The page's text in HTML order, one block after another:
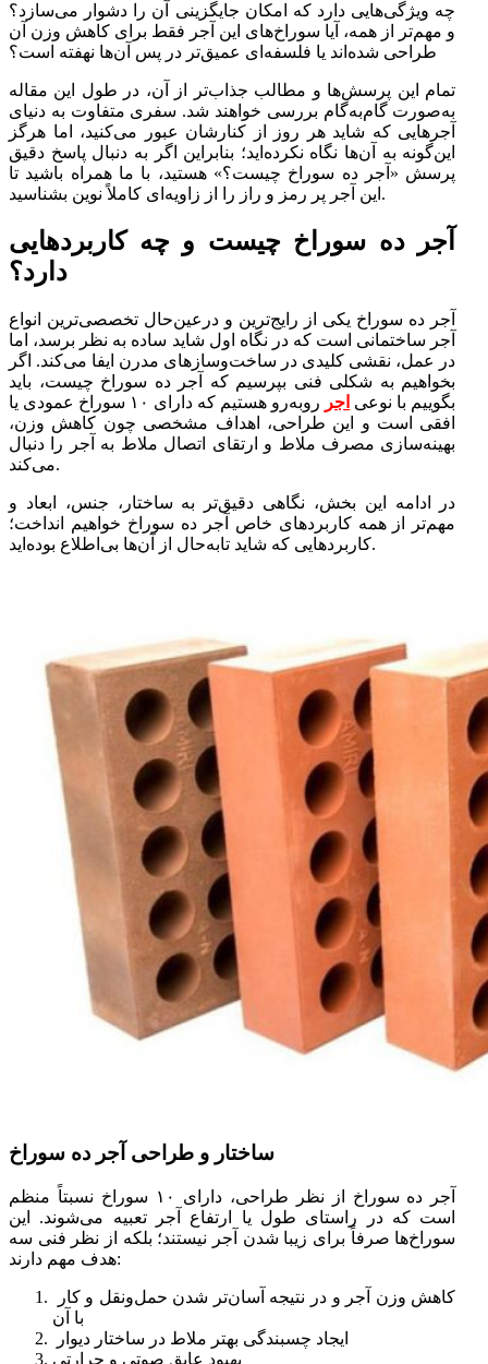
چه ویژگی‌هایی دارد که امکان جایگزینی آن را دشوار می‌سازد؟
و مهم‌تر از همه، آیا سوراخ‌های این آجر فقط برای کاهش وزن آن
طراحی شده‌اند یا فلسفه‌ای عمیق‌تر در پس آن‌ها نهفته است؟
تمام این پرسش‌ها و مطالب جذاب‌تر از آن، در طول این مقاله
به‌صورت گام‌به‌گام بررسی خواهند شد. سفری متفاوت به دنیای
آجرهایی که شاید هر روز از کنارشان عبور می‌کنید، اما هرگز
این‌گونه به آن‌ها نگاه نکرده‌اید؛ بنابراین اگر به دنبال پاسخ دقیق
پرسش «آجر ده سوراخ چیست؟» هستید، با ما همراه باشید تا
این آجر پر رمز و راز را از زاویه‌ای کاملاً نوین بشناسید.
آجر ده سوراخ چیست و چه کاربردهایی
دارد؟
آجر ده سوراخ یکی از رایج‌ترین و درعین‌حال تخصصی‌ترین انواع
آجر ساختمانی است که در نگاه اول شاید ساده به نظر برسد، اما
در عمل، نقشی کلیدی در ساخت‌وسازهای مدرن ایفا می‌کند. اگر
بخواهیم به شکلی فنی بپرسیم که آجر ده سوراخ چیست، باید
بگوییم با نوعی اجر
روبه‌رو هستیم که دارای ۱۰ سوراخ عمودی یا
افقی است و این طراحی، اهداف مشخصی چون کاهش وزن،
بهینه‌سازی مصرف ملاط و ارتقای اتصال ملاط به آجر را دنبال
می‌کند.
در ادامه این بخش، نگاهی دقیق‌تر به ساختار، جنس، ابعاد و
مهم‌تر از همه کاربردهای خاص آجر ده سوراخ خواهیم انداخت؛
کاربردهایی که شاید تابه‌حال از آن‌ها بی‌اطلاع بوده‌اید.
ساختار و طراحی آجر ده سوراخ
آجر ده سوراخ از نظر طراحی، دارای ۱۰ سوراخ نسبتاً منظم
است که در راستای طول یا ارتفاع آجر تعبیه می‌شوند. این
سوراخ‌ها صرفاً برای زیبا شدن آجر نیستند؛ بلکه از نظر فنی سه
هدف مهم دارند:
با آن
ایجاد چسبندگی بهتر ملاط در ساختار دیوار
بهبود عایق صوتی و حرارتی